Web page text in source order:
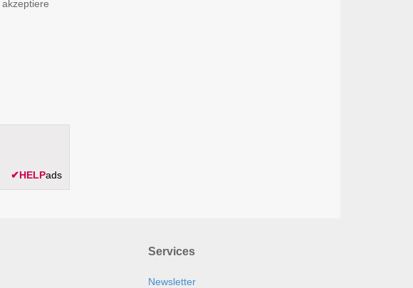
✔HELPads
Services
Newsletter